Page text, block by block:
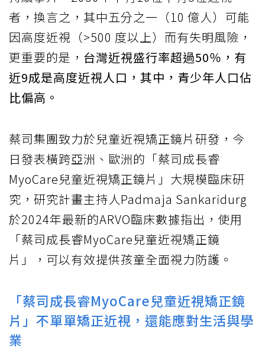
者，換言之，其中五分之一（10 億人）可能
因高度近視（>500 度以上）而有失明風險，
更重要的是， 台灣近視盛行率超過50％，有
近9成是高度近視人口，其中，青少年人口佔
比偏高。
蔡司集團致力於兒童近視矯正鏡片研發，今
日發表橫跨亞洲、歐洲的「蔡司成長睿
MyoCare兒童近視矯正鏡片」大規模臨床研
究，研究計畫主持人Padmaja Sankaridurg
於2024年最新的ARVO臨床數據指出，使用
「蔡司成長睿MyoCare兒童近視矯正鏡
片」，可以有效提供孩童全面視力防護。
「蔡司成長睿MyoCare兒童近視矯正鏡
片」不單單矯正近視，還能應對生活與學
業